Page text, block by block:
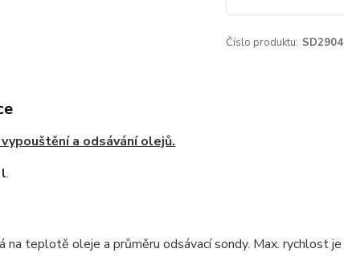
Číslo produktu: SD2904
a odsávání olejů.
l.
na teplotě oleje a průměru odsávací sondy. Max. rychlost je